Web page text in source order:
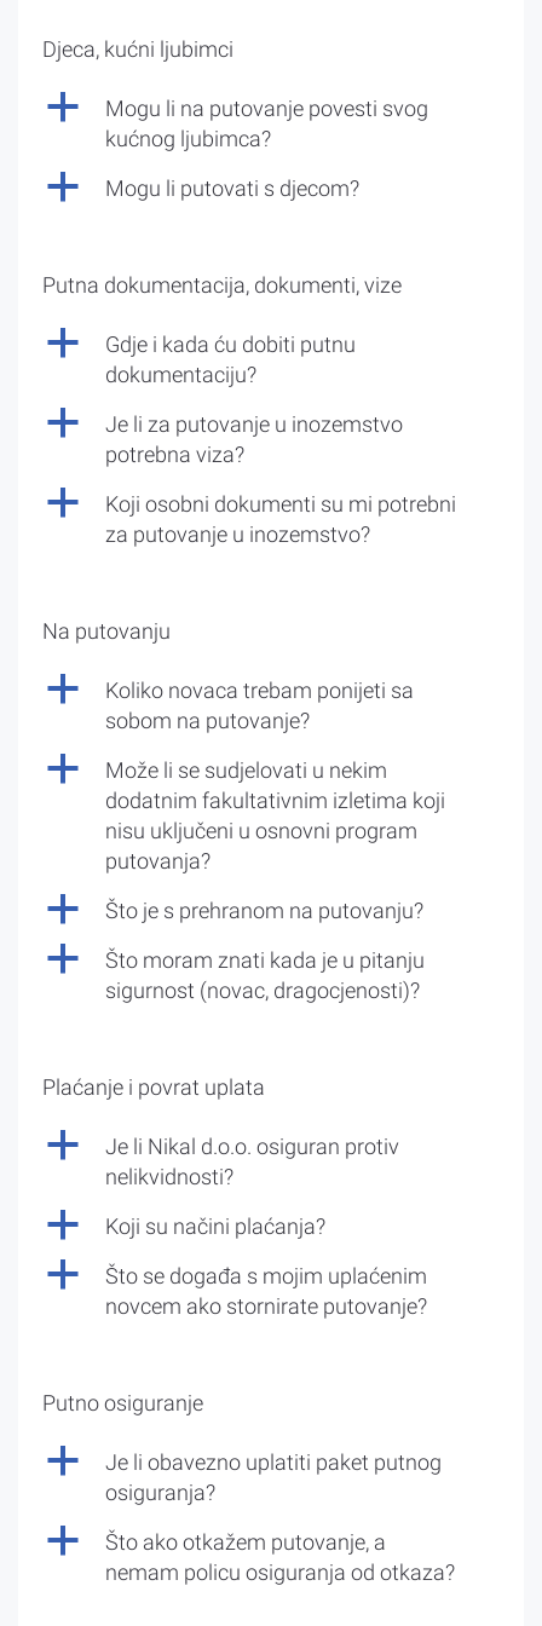
Djeca, kućni ljubimci
a
Mogu li na putovanje povesti svog
kućnog ljubimca?
a Mogu li putovati s djecom?
Putna dokumentacija, dokumenti, vize
a
Gdje i kada ću dobiti putnu
dokumentaciju?
a
Je li za putovanje u inozemstvo
potrebna viza?
a
Koji osobni dokumenti su mi potrebni
za putovanje u inozemstvo?
Na putovanju
a
Koliko novaca trebam ponijeti sa
sobom na putovanje?
a
Može li se sudjelovati u nekim
dodatnim fakultativnim izletima koji
nisu uključeni u osnovni program
putovanja?
a Što je s prehranom na putovanju?
a
Što moram znati kada je u pitanju
sigurnost (novac, dragocjenosti)?
Plaćanje i povrat uplata
a
Je li Nikal d.o.o. osiguran protiv
nelikvidnosti?
a Koji su načini plaćanja?
a
Što se događa s mojim uplaćenim
novcem ako stornirate putovanje?
Putno osiguranje
a
Je li obavezno uplatiti paket putnog
osiguranja?
a
Što ako otkažem putovanje, a
nemam policu osiguranja od otkaza?